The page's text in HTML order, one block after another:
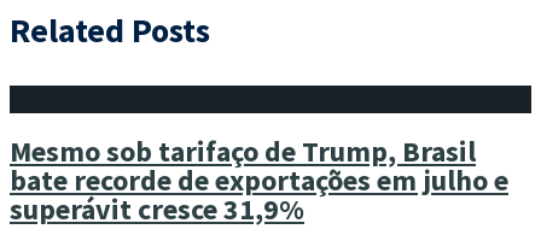
Related Posts
Mesmo sob tarifaço de Trump, Brasil
bate recorde de exportações em julho e
superávit cresce 31,9%